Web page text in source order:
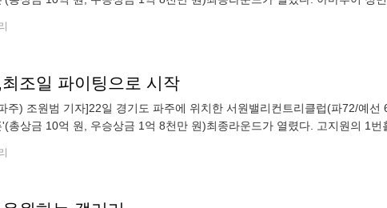
조일 파이팅으로 시작
주) 조원범 기자]22일 경기도 파주에 위치한 서원밸리컨트리클럽(파72/예
총상금 10억 원, 우승상금 1억 8천만 원)최종라운드가 열렸다. 고지원의 1번